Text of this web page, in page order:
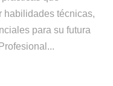
habilidades técnicas,
para su futura